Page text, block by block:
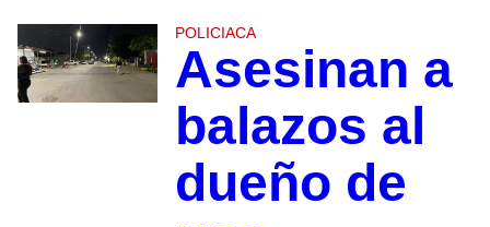
POLICIACA
Asesinan a
balazos al
dueño de